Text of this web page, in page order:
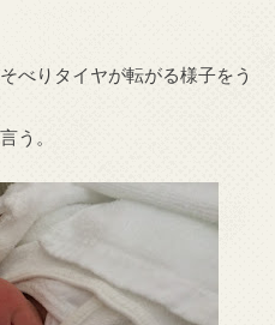
べりタイヤが転がる様子をう
う。